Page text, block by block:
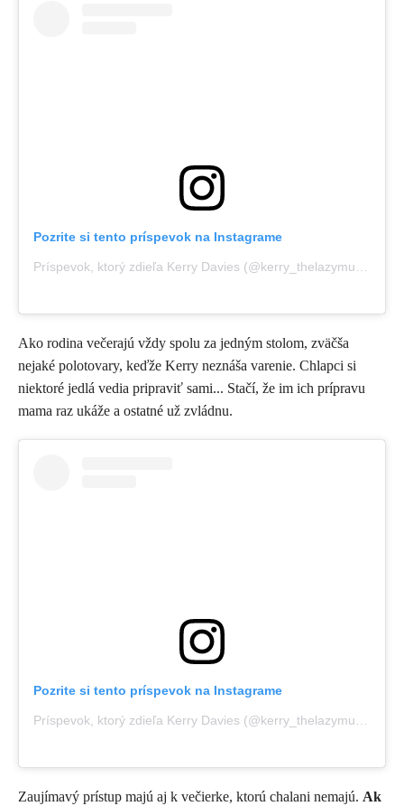
Pozrite si tento príspevok na Instagrame
Príspevok, ktorý zdieľa Kerry Davies (@kerry_thelazymum)
Ako rodina večerajú vždy spolu za jedným stolom, zväčša
nejaké polotovary, keďže Kerry neznáša varenie. Chlapci si
niektoré jedlá vedia pripraviť sami... Stačí, že im ich prípravu
mama raz ukáže a ostatné už zvládnu.
Pozrite si tento príspevok na Instagrame
Príspevok, ktorý zdieľa Kerry Davies (@kerry_thelazymum)
Zaujímavý prístup majú aj k večierke, ktorú chalani nemajú. Ak